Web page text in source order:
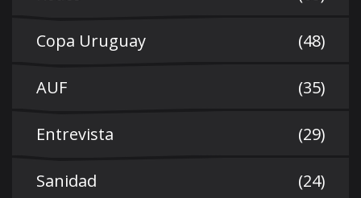
Copa Uruguay (48)
AUF (35)
Entrevista (29)
Sanidad (24)